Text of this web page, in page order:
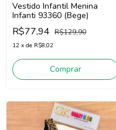
Vestido Infantil Menina
Infanti 93360 (Bege)
R$77,94 R$129,90
12 x de R$8,02
Comprar